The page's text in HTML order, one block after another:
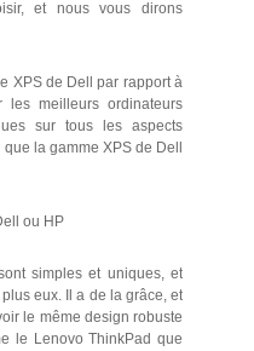
et nous vous dirons
XPS de Dell par rapport à
les meilleurs ordinateurs
sur tous les aspects
la gamme XPS de Dell
ou HP
simples et uniques, et
eux. Il a de la grâce, et
le même design robuste
le Lenovo ThinkPad que